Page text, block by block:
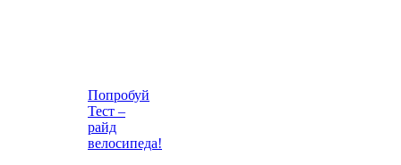
Попробуй
Тест –
райд
велосипеда!